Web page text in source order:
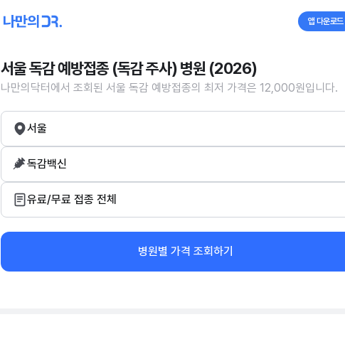
앱 다운로드
서울 독감 예방접종 (독감 주사) 병원 (2026)
나만의닥터에서 조회된 서울 독감 예방접종의 최저 가격은 12,000원입니다.
서울
독감백신
유료/무료 접종 전체
병원별 가격 조회하기